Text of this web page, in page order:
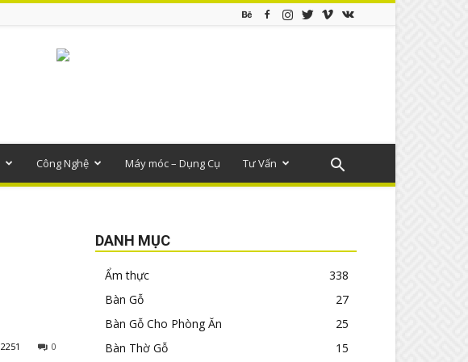
Công Nghệ Máy móc – Dụng Cụ Tư Vấn
0
2251
DANH MỤC
Ẩm thực
338
Bàn Gỗ
27
Bàn Gỗ Cho Phòng Ăn
25
Bàn Thờ Gỗ
15